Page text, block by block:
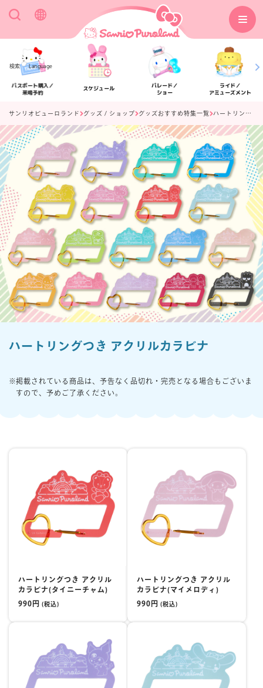
検索 Language
パスポート購入／
来場予約
スケジュール
パレード／
ショー
ライド／
アミューズメント
アクセス フロアマップ
楽しみ方 サービスガイド
公式SNS／アプリ
イベント
サンリオピューロランド グッズ / ショップ グッズおすすめ特集一覧 ハートリングつき アクリルカラビナ
ハートリングつき アクリルカラビナ
掲載されている商品は、予告なく品切れ・完売となる場合もございま
すので、予めご了承ください。
ハートリングつき アクリル
カラビナ(タイニーチャム)
990円 (税込)
ハートリングつき アクリル
カラビナ(マイメロディ)
990円 (税込)